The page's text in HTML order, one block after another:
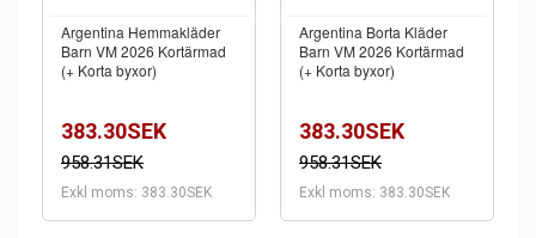
Argentina Hemmakläder
Barn VM 2026 Kortärmad
(+ Korta byxor)
383.30SEK
958.31SEK
Exkl moms: 383.30SEK
Argentina Borta Kläder
Barn VM 2026 Kortärmad
(+ Korta byxor)
383.30SEK
958.31SEK
Exkl moms: 383.30SEK